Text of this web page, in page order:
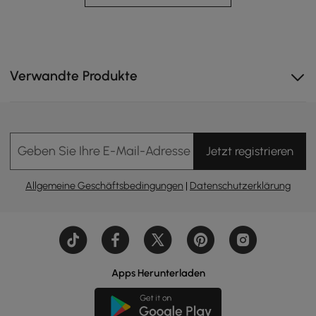
Verwandte Produkte
Geben Sie Ihre E-Mail-Adresse EinJetzt registrieren
Allgemeine Geschäftsbedingungen | Datenschutzerklärung
Apps Herunterladen